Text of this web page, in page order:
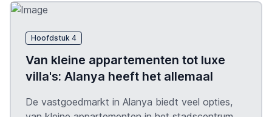
Hoofdstuk 4
Van kleine appartementen tot luxe
villa's: Alanya heeft het allemaal
De vastgoedmarkt in Alanya biedt veel opties,